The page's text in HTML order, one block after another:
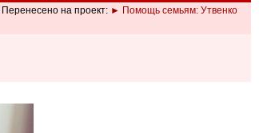
Перенесено на проект: ► Помощь семьям: Утвенко